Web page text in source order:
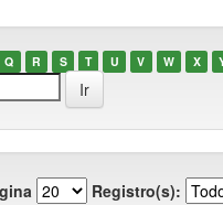
Q R S T U V W X
Registro(s):